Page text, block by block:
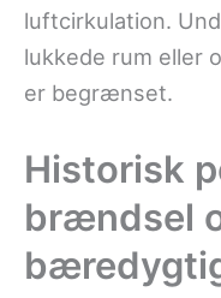
luftcirkulation.
lukkede rum eller
er begrænset.
Historisk
brændsel